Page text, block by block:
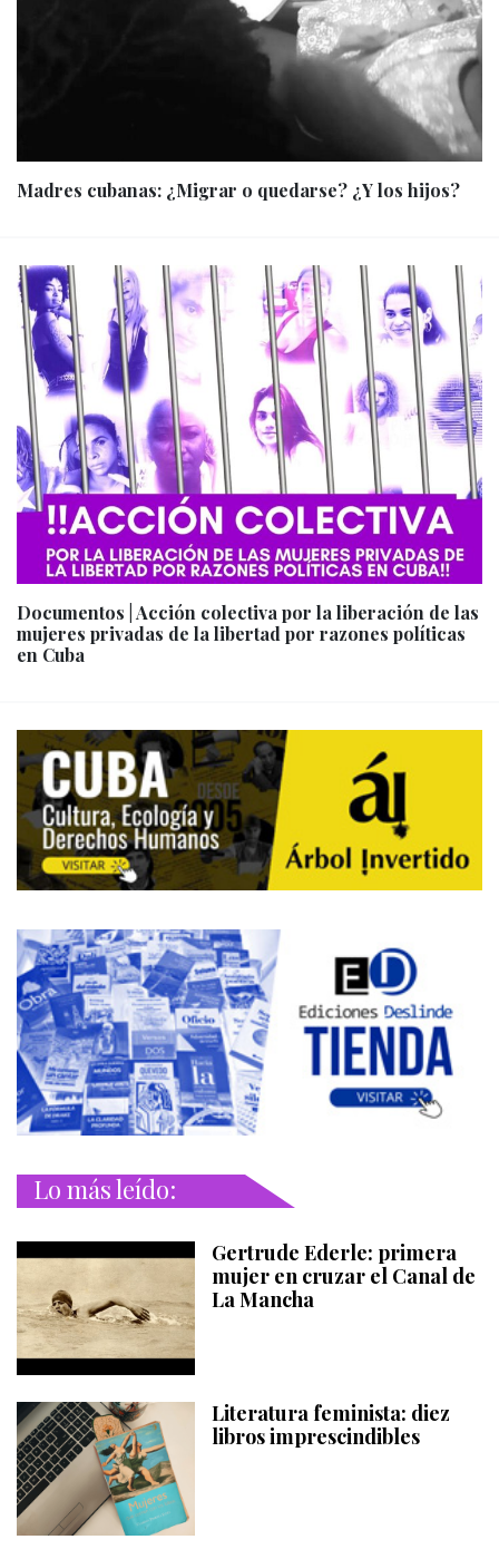
Madres cubanas: ¿Migrar o quedarse? ¿Y los hijos?
Documentos | Acción colectiva por la liberación de las
mujeres privadas de la libertad por razones políticas
en Cuba
Lo más leído:
Gertrude Ederle: primera
mujer en cruzar el Canal de
La Mancha
Literatura feminista: diez
libros imprescindibles